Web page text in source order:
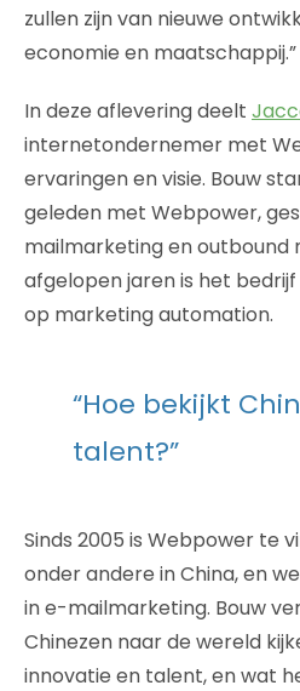
zullen zijn van nieuwe
economie en maatschappij.”
In deze aflevering deelt
internetondernemer met
ervaringen en visie. Bouw
geleden met Webpower,
mailmarketing en outbound
afgelopen jaren is het
op marketing automation.
“Hoe bekijkt
talent?”
Sinds 2005 is Webpower te
onder andere in China, en
in e-mailmarketing. Bouw
Chinezen naar de wereld
innovatie en talent, en wat